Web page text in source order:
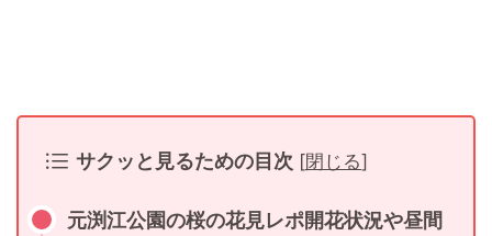
サクッと見るための目次 [閉じる]
元渕江公園の桜の花見レポ開花状況や昼間